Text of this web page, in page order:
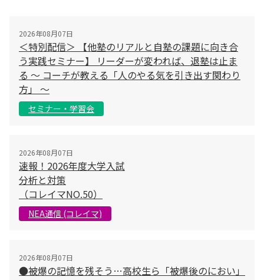
2026年08月07日
＜特別配信＞ 【他塾のリアルと自塾の課題に向き合
う実践セミナー】 リーダーが変われば、退塾は止ま
る 〜 コーチが教える「人のやる気を引き出す関わり
方」 〜
セミナー・学習会
2026年08月07日
速報！2026年度大学入試
分析と対策
（コレイマNO.50）
NEA通信 (コレイマ)
2026年08月07日
●被爆の記憶を残そう…高校生ら「被爆後のにおい」